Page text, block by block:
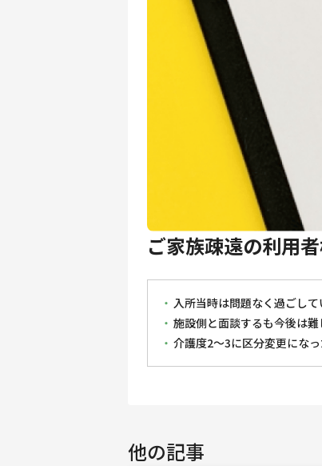
ご家族疎遠の利用
入所当時は問題なく過ごし
施設側と面談するも今後は
介護度2～3に区分変更にな
他の記事